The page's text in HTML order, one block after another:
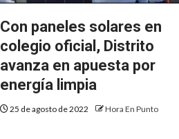
Con paneles solares en
colegio oficial, Distrito
avanza en apuesta por
energía limpia
25 de agosto de 2022 Hora En Punto